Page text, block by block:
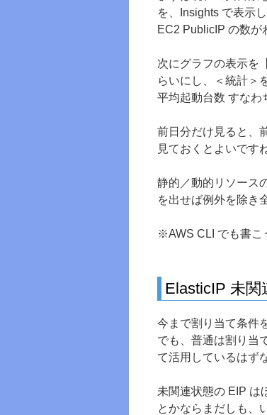
を、Insights で表示
EC2 PublicIP の数が
次にグラフの表示を
らいにし、＜統計＞
平均起動台数 すなわ
前日分だけ見ると、
見ておくとよいです
静的／動的リソース
を出せば例外を除き
※AWS CLI でも書こ
ElasticIP 未関
今まで割り当て条件
でも、普通は割り当
て活用しているはず
未関連状態の EIP は
とかならまだしも、